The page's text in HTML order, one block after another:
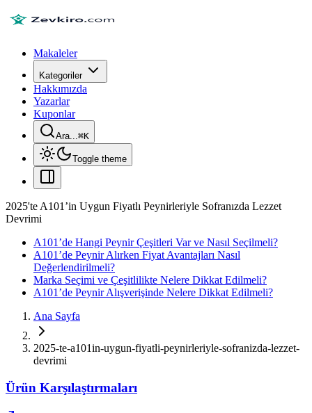
Makaleler
Kategoriler
Hakkımızda
Yazarlar
Kuponlar
Ara...⌘K
Toggle theme
2025'te A101’in Uygun Fiyatlı Peynirleriyle Sofranızda Lezzet
Devrimi
A101’de Hangi Peynir Çeşitleri Var ve Nasıl Seçilmeli?
A101’de Peynir Alırken Fiyat Avantajları Nasıl
Değerlendirilmeli?
Marka Seçimi ve Çeşitlilikte Nelere Dikkat Edilmeli?
A101’de Peynir Alışverişinde Nelere Dikkat Edilmeli?
Ana Sayfa
2025-te-a101in-uygun-fiyatli-peynirleriyle-sofranizda-lezzet-
devrimi
Ürün Karşılaştırmaları